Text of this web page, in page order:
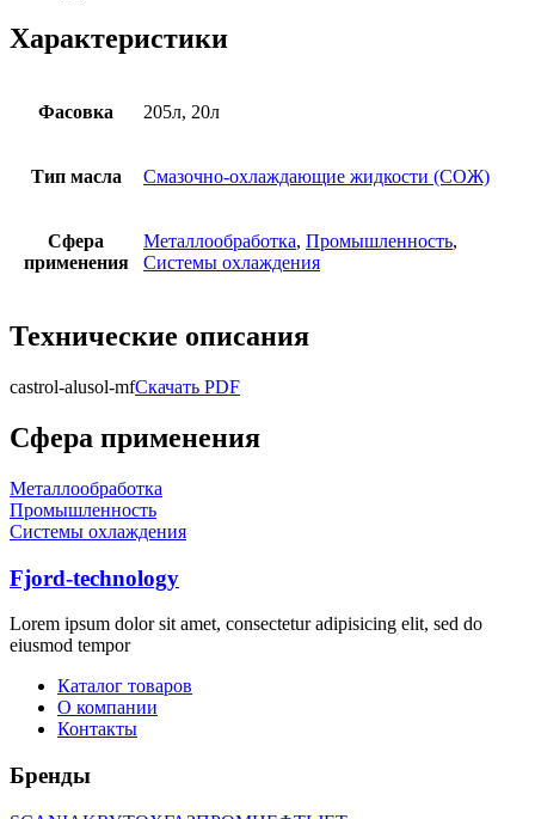
Характеристики
Фасовка 205л, 20л
Тип масла Смазочно-охлаждающие жидкости (СОЖ)
Сфера
применения
Металлообработка, Промышленность,
Системы охлаждения
Технические описания
castrol-alusol-mfСкачать PDF
Сфера применения
Металлообработка
Промышленность
Системы охлаждения
Fjord-technology
Lorem ipsum dolor sit amet, consectetur adipisicing elit, sed do
eiusmod tempor
Каталог товаров
О компании
Контакты
Бренды